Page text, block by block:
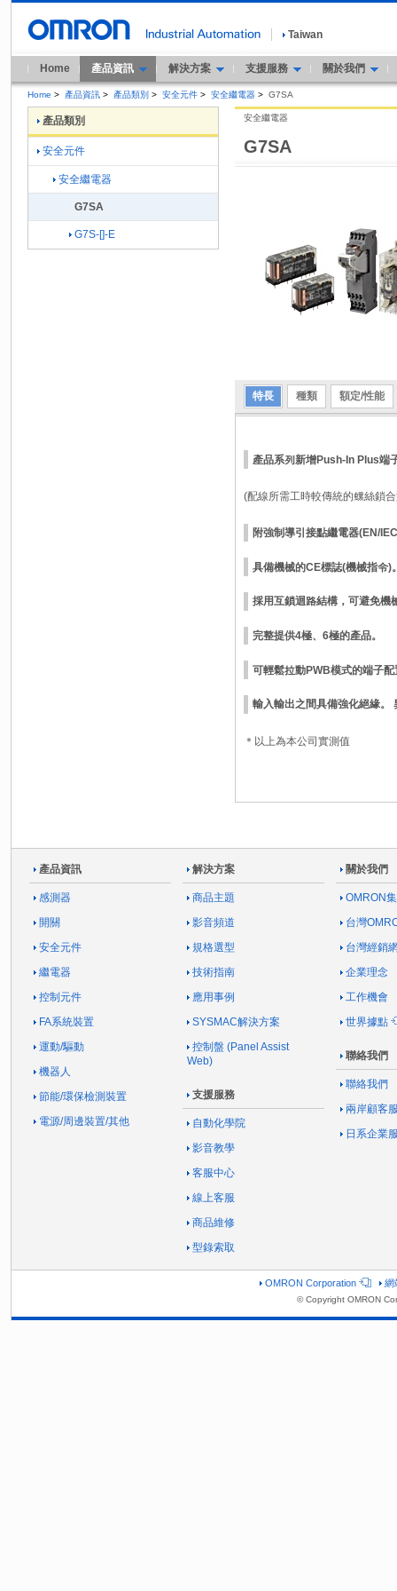
Taiwan
Home 產品資訊 解決方案 支援服務 關於我們
Home > 產品資訊 > 產品類別 > 安全元件 > 安全繼電器 > G7SA
G7SA
安全繼電器
特長 種類 額定/性能
產品系列新增Push-In Plus端
(配線所需工時較傳統的螺絲鎖
附強制導引接點繼電器(EN/
具備機械的CE標誌(機械指令)
採用互鎖迴路結構，可避免機
完整提供4極、6極的產品。
可輕鬆拉動PWB模式的端子配
輸入輸出之間具備強化絕緣。
＊以上為本公司實測值
產品類別
安全元件
安全繼電器
G7SA
G7S-[]-E
產品資訊
感測器
開關
安全元件
繼電器
控制元件
FA系統裝置
運動/驅動
機器人
節能/環保檢測裝置
電源/周邊裝置/其他
解決方案
商品主題
影音頻道
規格選型
技術指南
應用事例
SYSMAC解決方案
控制盤 (Panel Assist
Web)
支援服務
自動化學院
影音教學
客服中心
線上客服
商品維修
型錄索取
關於我們
OMRON
台灣
台灣經銷
企業理念
工作機會
世界據點
聯絡我們
聯絡我們
兩岸顧客
日系企業
OMRON Corporation 網
© Copyright OMRON